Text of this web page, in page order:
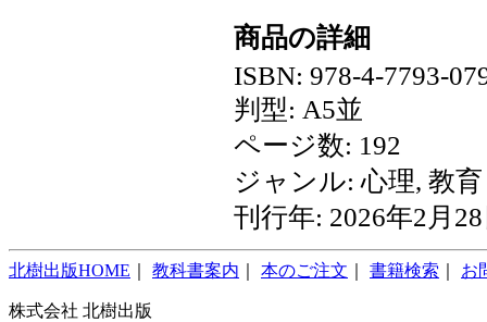
商品の詳細
ISBN: 978-4-7793-
判型: A5並
ページ数: 192
ジャンル: 心理, 教育
刊行年: 2026年2月
北樹出版HOME 教科書案内 本のご注文 書籍検索 お
株式会社 北樹出版